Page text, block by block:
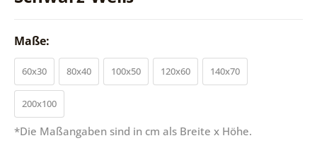
Maße:
60x30 80x40 100x50 120x60 140x70
200x100
*Die Maßangaben sind in cm als Breite x Höhe.